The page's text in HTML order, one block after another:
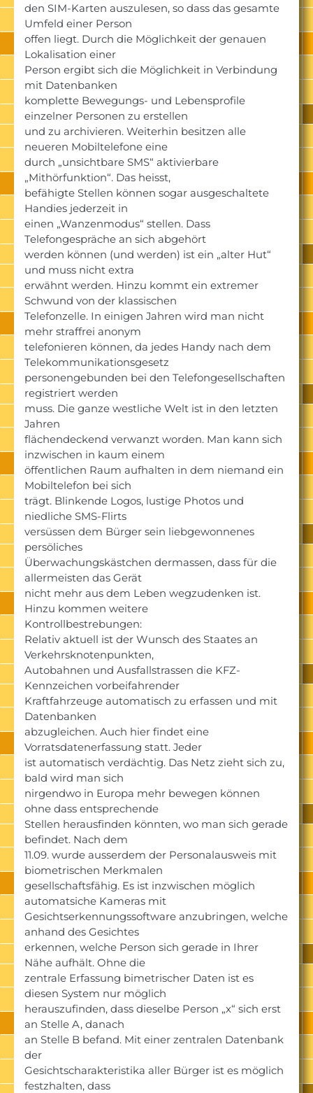
den SIM-Karten auszulesen, so dass das gesamte
Umfeld einer Person
offen liegt. Durch die Möglichkeit der genauen
Lokalisation einer
Person ergibt sich die Möglichkeit in Verbindung
mit Datenbanken
komplette Bewegungs- und Lebensprofile
einzelner Personen zu erstellen
und zu archivieren. Weiterhin besitzen alle
neueren Mobiltelefone eine
durch „unsichtbare SMS“ aktivierbare
„Mithörfunktion“. Das heisst,
befähigte Stellen können sogar ausgeschaltete
Handies jederzeit in
einen „Wanzenmodus“ stellen. Dass
Telefongespräche an sich abgehört
werden können (und werden) ist ein „alter Hut“
und muss nicht extra
erwähnt werden. Hinzu kommt ein extremer
Schwund von der klassischen
Telefonzelle. In einigen Jahren wird man nicht
mehr straffrei anonym
telefonieren können, da jedes Handy nach dem
Telekommunikationsgesetz
personengebunden bei den Telefongesellschaften
registriert werden
muss. Die ganze westliche Welt ist in den letzten
Jahren
flächendeckend verwanzt worden. Man kann sich
inzwischen in kaum einem
öffentlichen Raum aufhalten in dem niemand ein
Mobiltelefon bei sich
trägt. Blinkende Logos, lustige Photos und
niedliche SMS-Flirts
versüssen dem Bürger sein liebgewonnenes
persöliches
Überwachungskästchen dermassen, dass für die
allermeisten das Gerät
nicht mehr aus dem Leben wegzudenken ist.
Hinzu kommen weitere
Kontrollbestrebungen:
Relativ aktuell ist der Wunsch des Staates an
Verkehrsknotenpunkten,
Autobahnen und Ausfallstrassen die KFZ-
Kennzeichen vorbeifahrender
Kraftfahrzeuge automatisch zu erfassen und mit
Datenbanken
abzugleichen. Auch hier findet eine
Vorratsdatenerfassung statt. Jeder
ist automatisch verdächtig. Das Netz zieht sich zu,
bald wird man sich
nirgendwo in Europa mehr bewegen können
ohne dass entsprechende
Stellen herausfinden könnten, wo man sich gerade
befindet. Nach dem
11.09. wurde ausserdem der Personalausweis mit
biometrischen Merkmalen
gesellschaftsfähig. Es ist inzwischen möglich
automatsiche Kameras mit
Gesichtserkennungssoftware anzubringen, welche
anhand des Gesichtes
erkennen, welche Person sich gerade in Ihrer
Nähe aufhält. Ohne die
zentrale Erfassung bimetrischer Daten ist es
diesen System nur möglich
herauszufinden, dass dieselbe Person „x“ sich erst
an Stelle A, danach
an Stelle B befand. Mit einer zentralen Datenbank
der
Gesichtscharakteristika aller Bürger ist es möglich
festzhalten, dass